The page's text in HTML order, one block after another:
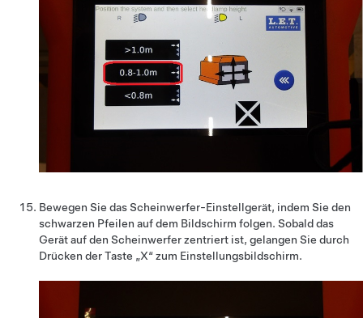
Bewegen Sie das Scheinwerfer-Einstellgerät, indem Sie den
schwarzen Pfeilen auf dem Bildschirm folgen. Sobald das
Gerät auf den Scheinwerfer zentriert ist, gelangen Sie durch
Drücken der Taste „X“ zum Einstellungsbildschirm.